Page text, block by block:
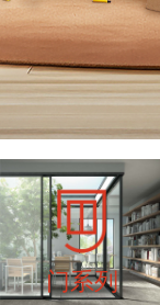
门系列